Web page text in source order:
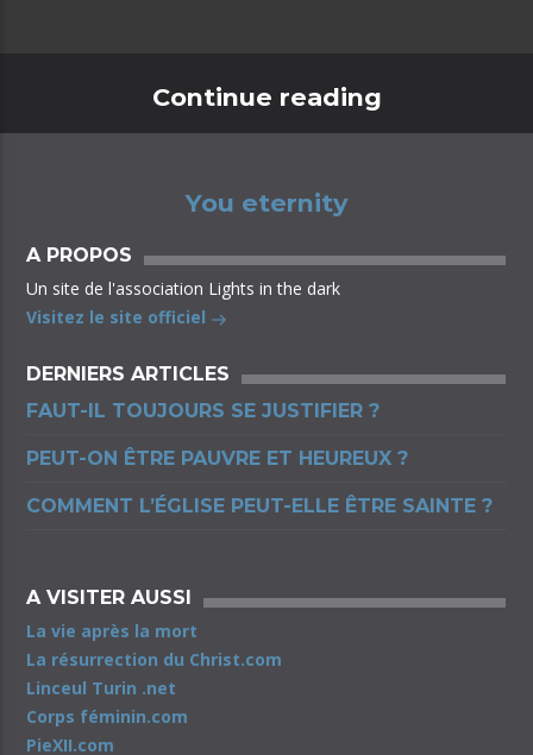
Continue reading
You eternity
A PROPOS
Un site de l'association Lights in the dark
Visitez le site officiel
DERNIERS ARTICLES
FAUT-IL TOUJOURS SE JUSTIFIER ?
PEUT-ON ÊTRE PAUVRE ET HEUREUX ?
COMMENT L’ÉGLISE PEUT-ELLE ÊTRE SAINTE ?
A VISITER AUSSI
La vie après la mort
La résurrection du Christ.com
Linceul Turin .net
Corps féminin.com
PieXII.com